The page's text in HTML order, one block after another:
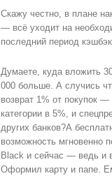
Скажу честно, в плане
— всё уходит на
последний период
Думаете, куда вложить
000 больше. А случись
возврат 1% от покупок
категории в 5%, и
других банков?А
возможность мгновенно
Black и сейчас — ведь и
Оформил карту и папе.